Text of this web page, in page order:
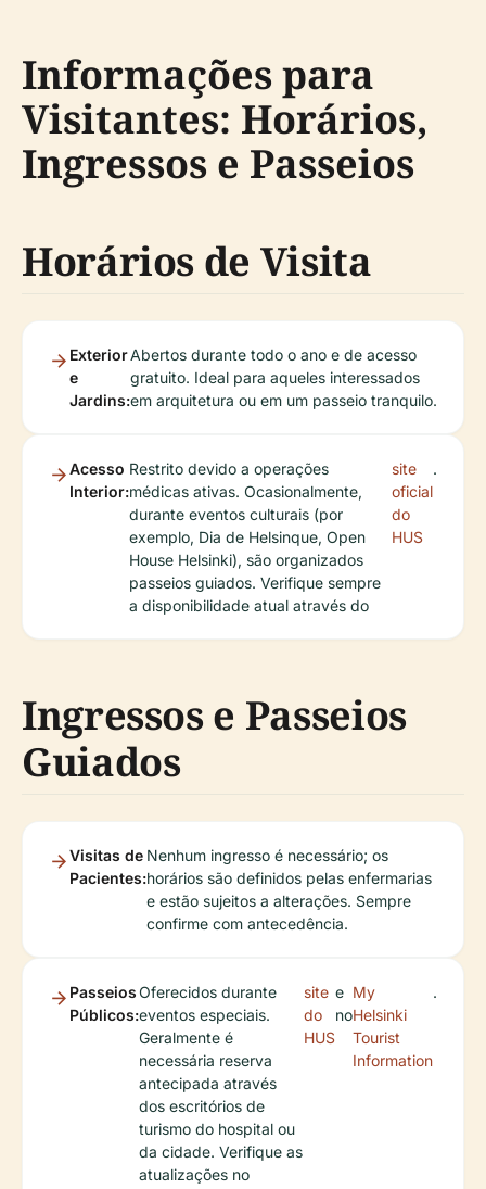
Informações para
Visitantes: Horários,
Ingressos e Passeios
Horários de Visita
Exterior
e
Jardins:
Abertos durante todo o ano e de acesso
gratuito. Ideal para aqueles interessados
em arquitetura ou em um passeio tranquilo.
Acesso
Interior:
Restrito devido a operações
médicas ativas. Ocasionalmente,
durante eventos culturais (por
exemplo, Dia de Helsinque, Open
House Helsinki), são organizados
passeios guiados. Verifique sempre
a disponibilidade atual através do
site
oficial
do
HUS
.
Ingressos e Passeios
Guiados
Visitas de
Pacientes:
Nenhum ingresso é necessário; os
horários são definidos pelas enfermarias
e estão sujeitos a alterações. Sempre
confirme com antecedência.
Passeios
Públicos:
Oferecidos durante
eventos especiais.
Geralmente é
necessária reserva
antecipada através
dos escritórios de
turismo do hospital ou
da cidade. Verifique as
atualizações no
site
do
HUS
e
no
My
Helsinki
Tourist
Information
.